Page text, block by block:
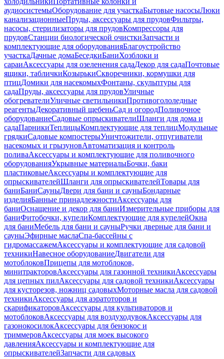
аудиосистемыОборудование для участкаБытовые насосыЛюки
канализационныеПруды, аксессуары для прудовФильтры,
насосы, стерилизаторы для прудовКомпрессоры для
прудовСтанции биологической очисткиЗапчасти и
комплектующие для оборудованияБлагоустройство
участкаДачные домаБеседкиБаниХозблоки и
сараиАксессуары для озеленения садаДекор для садаПочтовые
ящики, табличкиКозырькиСкворечники, кормушки для
птицДомики для насекомыхФонтаны, скульптуры для
садаПруды, аксессуары для прудовУличные
обогревателиУличные светильникиПротивогололедные
реагентыДекоративный щебеньСад и огородПоливочное
оборудованиеСадовые опрыскивателиШланги для дома и
садаПарникиТеплицыКомплектующие для теплицМодульные
грядкиСадовые компостерыУничтожители, отпугиватели
насекомых и грызуновАвтоматизация и контроль
поливаАксессуары и комплектующие для поливочного
оборудованияУкрывные материалыБочки, баки
пластиковыеАксессуары и комплектующие для
опрыскивателейШланги для опрыскивателейТовары для
баниБаниСауныДвери для бани и сауныБондарные
изделияБанные принадлежностиАксессуары для
баниОснащение и декор для баниИзмерительные приборы для
баниФитобочки, купелиКомплектующие для купелейОкна
для баниМебель для бани и сауныРучки дверные для бани и
сауныЭфирные маслаСпа-бассейны с
гидромассажемАксессуары и комплектующие для садовой
техникиНавесное оборудованиеДвигатели для
мотоблоковПрицепы для мотоблоков,
минитракторовАксессуары для газонной техникиАксессуары
для цепных пилАксессуары для садовой техникиАксессуары
для кусторезов, ножниц садовыхМоторные масла для садовой
техникиАксессуары для аэратоторов и
скарификаторовАксессуары для культиваторов и
мотоблоковАксессуары для воздуходувокАксессуары для
газонокосилокАксессуары для бензокос и
триммеровАксессуары для моек высокого
давленияАксессуары и комплектующие для
опрыскивателейЗапчасти для садовых